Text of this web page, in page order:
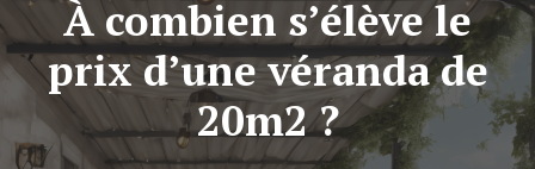
À combien s’élève le
prix d’une véranda de
20m2 ?